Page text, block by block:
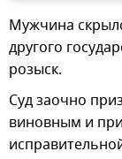
Мужчина
другого
розыск.
Суд заочно
виновным и